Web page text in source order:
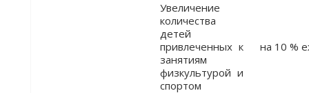
Увеличение
количества
детей
привлеченных к
занятиям
физкультурой и
спортом
на 10 %